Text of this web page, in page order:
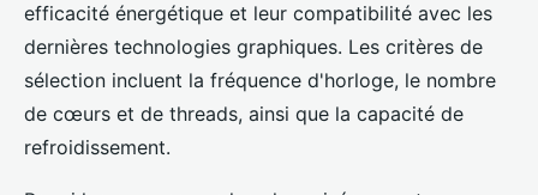
efficacité énergétique et leur compatibilité avec les
dernières technologies graphiques. Les critères de
sélection incluent la fréquence d'horloge, le nombre
de cœurs et de threads, ainsi que la capacité de
refroidissement.